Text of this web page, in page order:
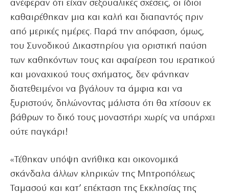
ανέφεραν ότι είχαν σεξουαλικές σχέσεις, οι ίδιοι
καθαιρέθηκαν μια και καλή και διαπαντός πριν
από μερικές ημέρες. Παρά την απόφαση, όμως,
του Συνοδικού Δικαστηρίου για οριστική παύση
των καθηκόντων τους και αφαίρεση του ιερατικού
και μοναχικού τους σχήματος, δεν φάνηκαν
διατεθειμένοι να βγάλουν τα άμφια και να
ξυριστούν, δηλώνοντας μάλιστα ότι θα χτίσουν εκ
βάθρων το δικό τους μοναστήρι χωρίς να υπάρχει
ούτε παγκάρι!
«Τέθηκαν υπόψη ανήθικα και οικονομικά
σκάνδαλα άλλων κληρικών της Μητροπόλεως
Ταμασού και κατ’ επέκταση της Εκκλησίας της